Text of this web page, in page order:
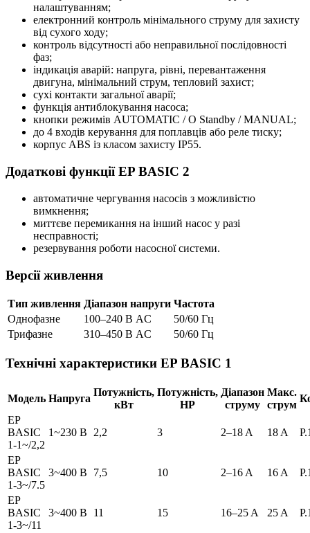
налаштуванням;
електронний контроль мінімального струму для захисту
від сухого ходу;
контроль відсутності або неправильної послідовності
фаз;
індикація аварій: напруга, рівні, перевантаження
двигуна, мінімальний струм, тепловий захист;
сухі контакти загальної аварії;
функція антиблокування насоса;
кнопки режимів AUTOMATIC / O Standby / MANUAL;
до 4 входів керування для поплавців або реле тиску;
корпус ABS із класом захисту IP55.
Додаткові функції EP BASIC 2
автоматичне чергування насосів з можливістю
вимкнення;
миттєве перемикання на інший насос у разі
несправності;
резервування роботи насосної системи.
Версії живлення
Тип живлення Діапазон напруги Частота
Однофазне
100–240 В AC
50/60 Гц
Трифазне
310–450 В AC 50/60 Гц
Технічні характеристики EP BASIC 1
Модель Напруга
Потужність,
кВт
Потужність,
HP
Діапазон
струму
Макс.
струм
EP
BASIC
1-1~/2,2
1~230 В 2,2 3 2–18 A 18 A
EP
BASIC
1-3~/7.5
3~400 В 7,5 10 2–16 A 16 A
EP
BASIC
1-3~/11
3~400 В 11 15 16–25 A 25 A